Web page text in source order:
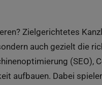
Zielgerichtetes
auch gezielt die
(SEO),
aufbauen. Dabei